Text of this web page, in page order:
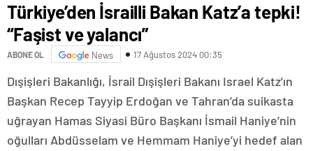
Türkiye’den İsrailli Bakan Katz’a tepki!
“Faşist ve yalancı”
ABONE OL News 17 Ağustos 2024 00:35
Dışişleri Bakanlığı, İsrail Dışişleri Bakanı Israel Katz’ın
Başkan Recep Tayyip Erdoğan ve Tahran’da suikasta
uğrayan Hamas Siyasi Büro Başkanı İsmail Haniye’nin
oğulları Abdüsselam ve Hemmam Haniye’yi hedef alan